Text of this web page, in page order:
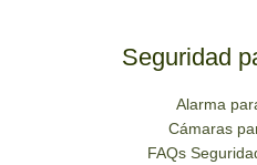
Seguridad
Alarma
Cámaras
FAQs